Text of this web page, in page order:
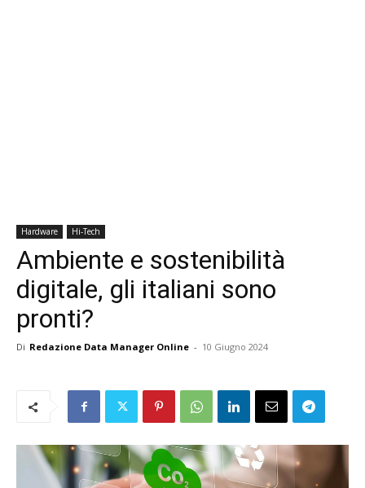
Hardware Hi-Tech
Ambiente e sostenibilità
digitale, gli italiani sono
pronti?
Di Redazione Data Manager Online - 10 Giugno 2024